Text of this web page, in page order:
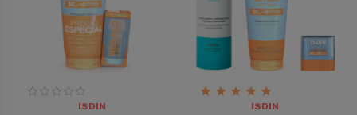
ISDIN ISDIN